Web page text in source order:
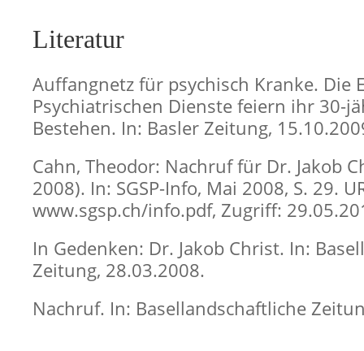
Literatur
Auffangnetz für psychisch Kranke. Die
Psychiatrischen Dienste feiern ihr 30-
Bestehen. In: Basler Zeitung,
Cahn, Theodor: Nachruf für Dr. Jakob
2008). In: SGSP-Info, Mai 2008, S. 29.
www.sgsp.ch/info.pdf, Zugriff:
In Gedenken: Dr. Jakob Christ. In:
Zeitung, 28.03.2008.
Nachruf. In: Basellandschaftliche